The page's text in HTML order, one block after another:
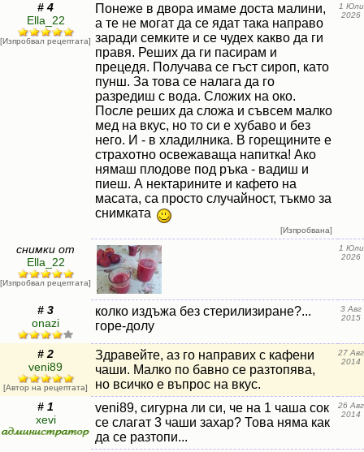
# 4
Ella_22
[Изпробвал рецептата]
Понеже в двора имаме доста малини,
а те не могат да се ядат така направо
заради семките и се чудех какво да ги
правя. Реших да ги пасирам и
прецедя. Получава се гъст сироп, като
пунш. За това се налага да го
разредиш с вода. Сложих на око.
После реших да сложа и съвсем малко
мед на вкус, но то си е хубаво и без
него. И - в хладилника. В горещините е
страхотно освежаваща напитка! Ако
нямаш плодове под ръка - вадиш и
пиеш. А нектарините и кафето на
масата, са просто случайност, тъкмо за
снимката
[Изпробвана]
1 Юли
2026
снимки от
Ella_22
[Изпробвал рецептата]
1 Юли
2026
# 3
onazi
колко издъжа без стерилизиране?...
горе-долу
3 Авг
2015
# 2
veni89
[Автор на рецептата]
Здравейте, аз го направих с кафени
чаши. Малко по бавно се разтопява,
но всичко е въпрос на вкус.
27 Авг
2014
# 1
xevi
veni89, сигурна ли си, че на 1 чаша сок
се слагат 3 чаши захар? Това няма как
да се разтопи...
26 Авг
2014